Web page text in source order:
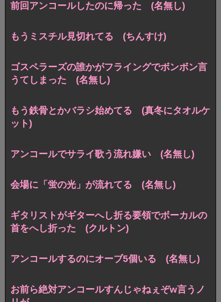
前回アンコールしたのに帰った (名無し)
もうミスチル見切れてる (ちんすけ)
ゴスペラーズの誰かがフライングでボンボン言
うてしまった (名無し)
もう鉄骨とかバラシ始めてる (真冬にタオルケ
ット)
アンコールでサライ歌う流れ嫌い (名無し)
会場に「蛍の光」が流れてる (名無し)
ギタリストがギターへし折る要領でボーカルの
首をへし折った (クルトン)
アンコールするのにオーブ5個いる (名無し)
お前ら絶対アンコールすんじゃねぇぞw言うノ